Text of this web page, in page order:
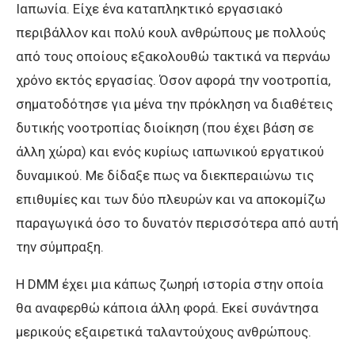
Ιαπωνία. Είχε ένα καταπληκτικό εργασιακό
περιβάλλον και πολύ κουλ ανθρώπους με πολλούς
από τους οποίους εξακολουθώ τακτικά να περνάω
χρόνο εκτός εργασίας. Όσον αφορά την νοοτροπία,
σηματοδότησε για μένα την πρόκληση να διαθέτεις
δυτικής νοοτροπίας διοίκηση (που έχει βάση σε
άλλη χώρα) και ενός κυρίως ιαπωνικού εργατικού
δυναμικού. Με δίδαξε πως να διεκπεραιώνω τις
επιθυμίες και των δύο πλευρών και να αποκομίζω
παραγωγικά όσο το δυνατόν περισσότερα από αυτή
την σύμπραξη.
Η DMM έχει μια κάπως ζωηρή ιστορία στην οποία
θα αναφερθώ κάποια άλλη φορά. Εκεί συνάντησα
μερικούς εξαιρετικά ταλαντούχους ανθρώπους.